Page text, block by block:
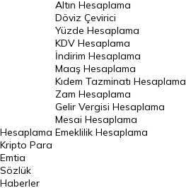
İsveç Kronu Kuru
Japon Yeni Kuru
Serbest Piyasa Döviz Kurları
Merkez Bankası Döviz Kurları
Altın Fiyatları
Gram Altın Fiyatı
Çeyrek Altın Fiyatı
Hesaplama
Altın Hesaplama
Döviz Çevirici
Yüzde Hesaplama
KDV Hesaplama
İndirim Hesaplama
Maaş Hesaplama
Kıdem Tazminatı Hesaplama
Zam Hesaplama
Gelir Vergisi Hesaplama
Mesai Hesaplama
Emeklilik Hesaplama
Kripto Para
Emtia
Sözlük
Haberler